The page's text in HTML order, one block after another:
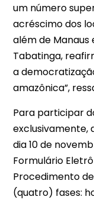
um número
acréscimo dos
além de Manaus
Tabatinga,
a
amazônica”,
Para participar
exclusivamente,
dia 10 de
Formulário
Procedimento
(quatro) fases: